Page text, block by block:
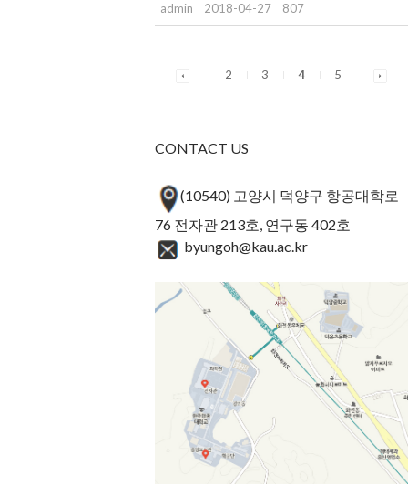
admin 2018-04-27 807
2 3 4 5
CONTACT US
(10540) 고양시 덕양구 항공대학로
76 전자관 213호, 연구동 402호
byungoh@kau.ac.kr